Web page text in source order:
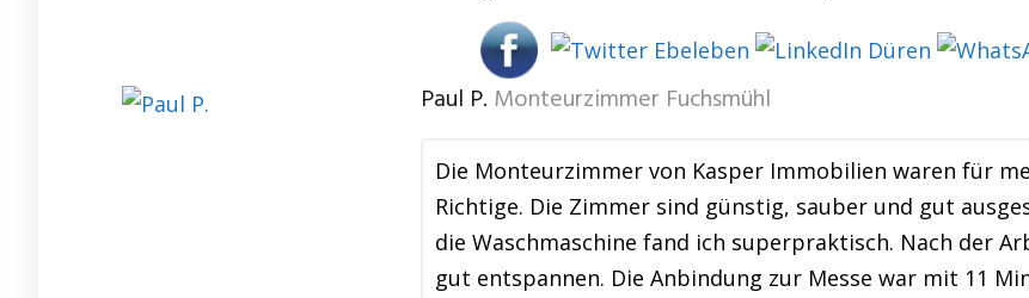
Paul P. Monteurzimmer Fuchsmühl
Die Monteurzimmer von Kasper Immobilien waren für
Richtige. Die Zimmer sind günstig, sauber und gut
die Waschmaschine fand ich superpraktisch. Nach der
gut entspannen. Die Anbindung zur Messe war mit 11